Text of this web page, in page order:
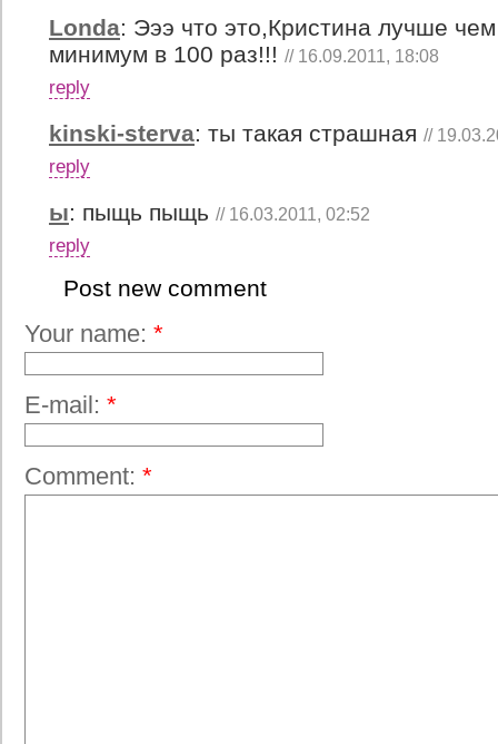
Londa: Эээ что это,Кристина лучше
минимум в 100 раз!!! // 16.09.2011, 18:08
reply
kinski-sterva: ты такая страшная //
reply
ы: пыщь пыщь // 16.03.2011, 02:52
reply
Post new comment
Your name: *
E-mail: *
Comment: *